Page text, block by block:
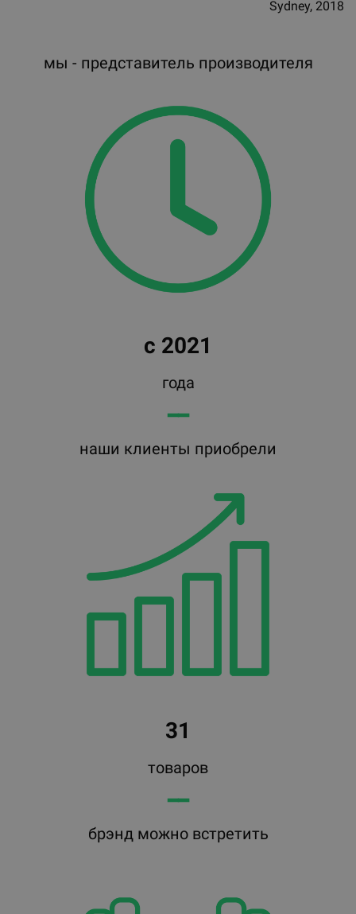
Sydney, 2018
мы - представитель производителя
с 2021
года
━━
наши клиенты приобрели
31
товаров
━━
брэнд можно встретить